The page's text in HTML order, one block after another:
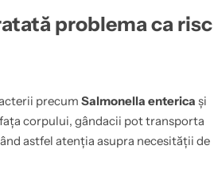
problema ca risc
precum Salmonella enterica și
corpului, gândacii pot transporta
astfel atenția asupra necesității de